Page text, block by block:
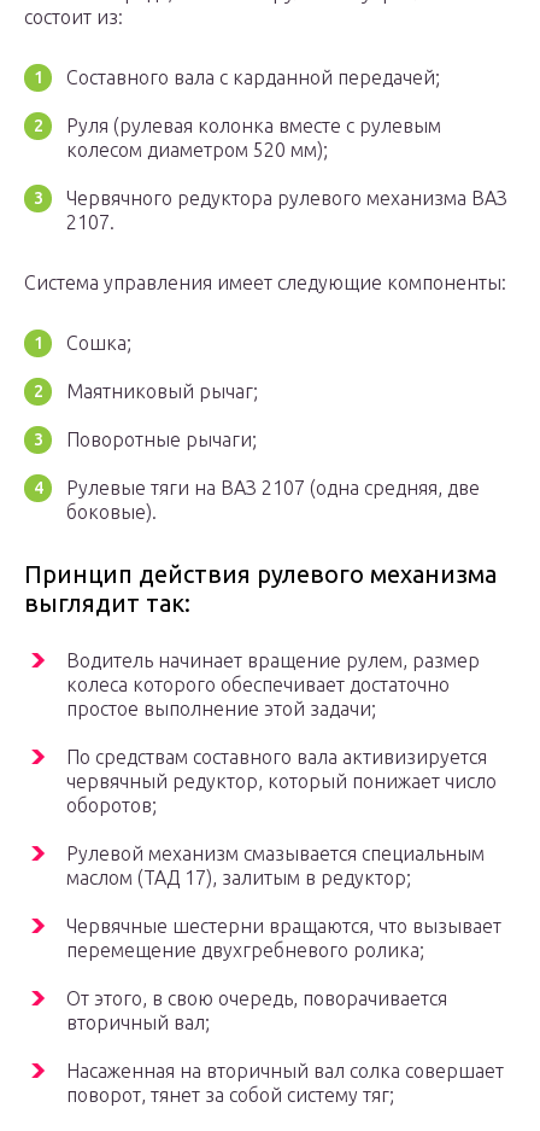
состоит из:
Составного вала с карданной передачей;
Руля (рулевая колонка вместе с рулевым
колесом диаметром 520 мм);
Червячного редуктора рулевого механизма ВАЗ
2107.
Система управления имеет следующие компоненты:
Сошка;
Маятниковый рычаг;
Поворотные рычаги;
Рулевые тяги на ВАЗ 2107 (одна средняя, две
боковые).
Принцип действия рулевого механизма
выглядит так:
Водитель начинает вращение рулем, размер
колеса которого обеспечивает достаточно
простое выполнение этой задачи;
По средствам составного вала активизируется
червячный редуктор, который понижает число
оборотов;
Рулевой механизм смазывается специальным
маслом (ТАД 17), залитым в редуктор;
Червячные шестерни вращаются, что вызывает
перемещение двухгребневого ролика;
От этого, в свою очередь, поворачивается
вторичный вал;
Насаженная на вторичный вал солка совершает
поворот, тянет за собой систему тяг;